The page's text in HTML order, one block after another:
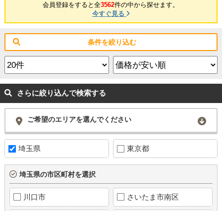
会員登録をすると全3562件の中から探せます。
今すぐ見る
条件を絞り込む
さらに絞り込んで検索する
ご希望のエリアを選んでください
埼玉県 東京都
埼玉県の市区町村を選択
川口市 さいたま市南区